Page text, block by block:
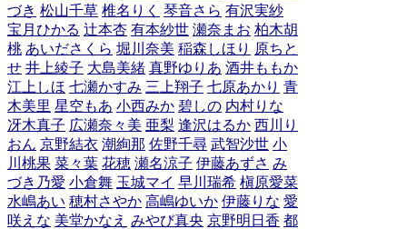
づき 松山千草 椎名りく 琴音さら 有沢実紗
宝月ひかる 辻本杏 有本紗世 瀬奈まお 柏木胡
桃 あいださくら 堀川奈美 稲森しほり 原ちと
せ 井上綾子 大島美緒 真野ゆりあ 酒井ももか
江上しほ 七瀬かすみ 三上翔子 七原あかり 青
木美里 星空もあ 小西みか 碧しの 内村りな
冴木真子 広瀬奈々美 亜梨 逢沢はるか 西川り
おん 京野結衣 潮絢那 佐野千尋 武智沙世 小
川桃果 菜々葉 花穂 瀬名涼子 伊藤あずさ み
づき乃愛 小倉舞 玉城マイ 早川瑞希 槇原愛菜
水嶋あい 穂村さやか 高嶋ゆいか 伊藤りな 愛
咲えな 美堂かなえ みやび真央 京野明日香 都